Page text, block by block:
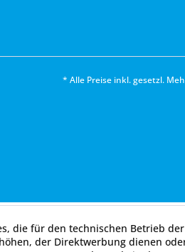
* Alle Preise inkl. gesetzl.
die für den technischen Betrieb
der Direktwerbung dienen